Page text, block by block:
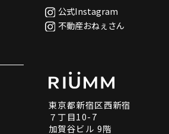
公式Instagram
不動産おねぇさん
東京都新宿区西新宿
７丁目10-7
加賀谷ビル 9階